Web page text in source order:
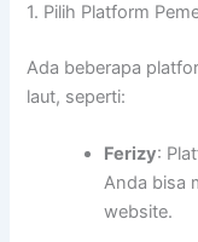
1. Pilih Platform
Ada beberapa
laut, seperti:
Ferizy:
Anda bisa
website.